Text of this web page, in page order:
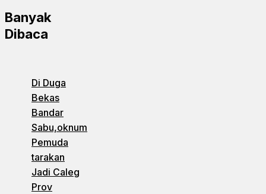
Banyak
Dibaca
Di Duga
Bekas
Bandar
Sabu,oknum
Pemuda
tarakan
Jadi Caleg
Prov